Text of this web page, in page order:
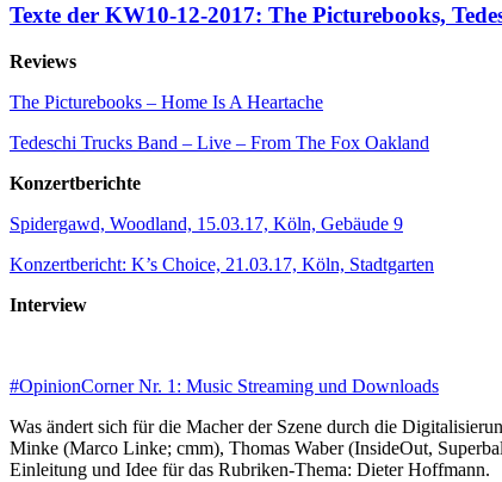
Texte der KW10-12-2017: The Picturebooks,
Reviews
The Picturebooks – Home Is A Heartache
Tedeschi Trucks Band – Live – From The Fox Oakland
Konzertberichte
Spidergawd, Woodland, 15.03.17, Köln, Gebäude 9
Konzertbericht: K’s Choice, 21.03.17, Köln, Stadtgarten
Interview
#OpinionCorner Nr. 1: Music Streaming und Downloads
Was ändert sich für die Macher der Szene durch die
Minke (Marco Linke; cmm), Thomas Waber (InsideOut,
Einleitung und Idee für das Rubriken-Thema: Dieter Hoffmann.